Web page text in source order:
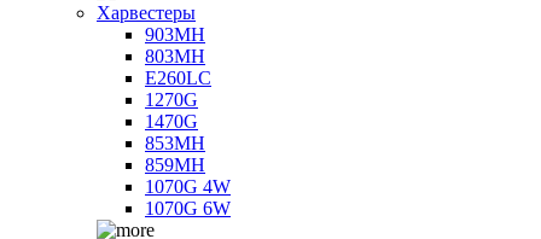
Харвестеры
903MH
803MH
E260LC
1270G
1470G
853MH
859MH
1070G 4W
1070G 6W